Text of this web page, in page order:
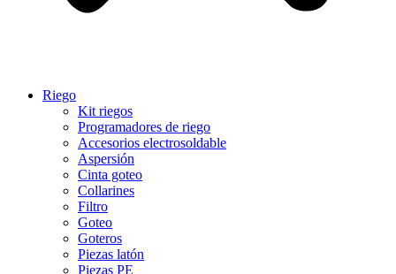
Riego
Kit riegos
Programadores de riego
Accesorios electrosoldable
Aspersión
Cinta goteo
Collarines
Filtro
Goteo
Goteros
Piezas latón
Piezas PE